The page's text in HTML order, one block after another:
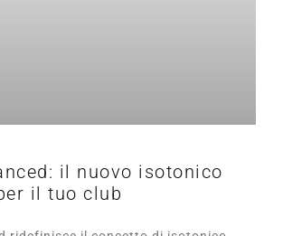
il nuovo isotonico
il tuo club